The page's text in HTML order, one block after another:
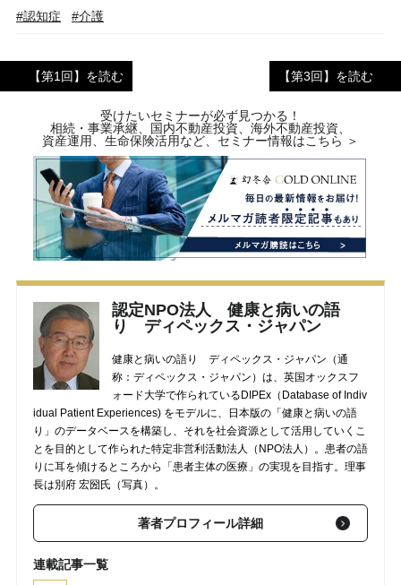
#認知症 #介護
【第1回】を読む 【第3回】を読む
受けたいセミナーが必ず見つかる！
相続・事業承継、国内不動産投資、海外不動産投資、
資産運用、生命保険活用など、セミナー情報はこちら ＞
認定NPO法人 健康と病いの語
り ディペックス・ジャパン
健康と病いの語り ディペックス・ジャパン（通
称：ディペックス・ジャパン）は、英国オックスフ
ォード大学で作られているDIPEx（Database of Indiv
idual Patient Experiences) をモデルに、日本版の「健康と病いの語
り」のデータベースを構築し、それを社会資源として活用していくこ
とを目的として作られた特定非営利活動法人（NPO法人）。患者の語
りに耳を傾けるところから「患者主体の医療」の実現を目指す。理事
長は別府 宏圀氏（写真）。
著者プロフィール詳細
連載記事一覧